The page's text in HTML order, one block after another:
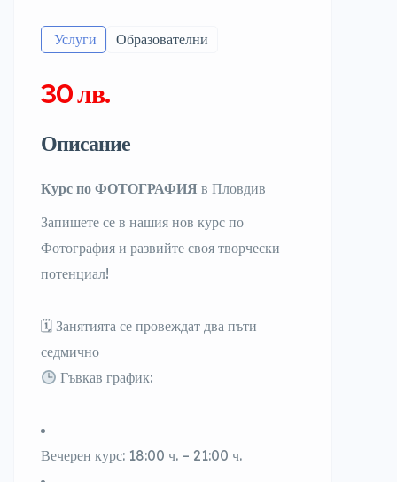
️ Услуги Образователни
30 лв.
Описание
Курс по ФОТОГРАФИЯ в Пловдив
Запишете се в нашия нов курс по
Фотография и развийте своя творчески
потенциал!
🗓 Занятията се провеждат два пъти
седмично
Гъвкав график:
Вечерен курс: 18:00 ч. – 21:00 ч.